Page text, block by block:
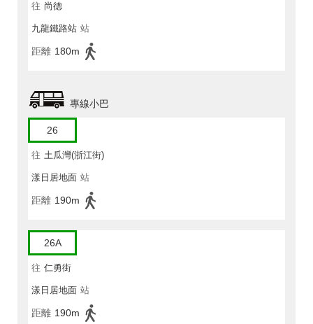
往 尚德
九龍鐵路站 站
距離 180m
專線小巴
26
往 土瓜灣(浙江街)
漾日居地面 站
距離 190m
26A
往 仁勇街
漾日居地面 站
距離 190m